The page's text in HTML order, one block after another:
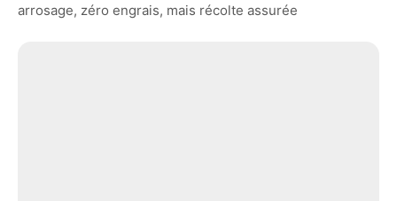
arrosage, zéro engrais, mais récolte assurée